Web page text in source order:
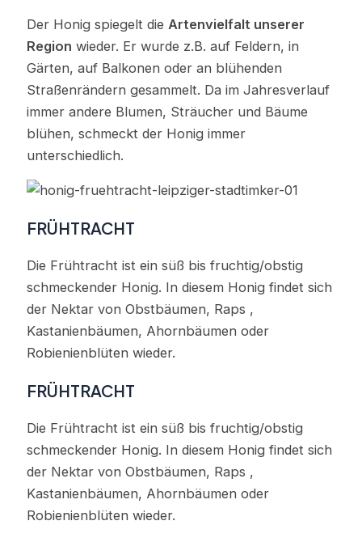
Der Honig spiegelt die Artenvielfalt unserer
Region wieder. Er wurde z.B. auf Feldern, in
Gärten, auf Balkonen oder an blühenden
Straßenrändern gesammelt. Da im Jahresverlauf
immer andere Blumen, Sträucher und Bäume
blühen, schmeckt der Honig immer
unterschiedlich.
FRÜHTRACHT
Die Frühtracht ist ein süß bis fruchtig/obstig
schmeckender Honig. In diesem Honig findet sich
der Nektar von Obstbäumen, Raps ,
Kastanienbäumen, Ahornbäumen oder
Robienienblüten wieder.
FRÜHTRACHT
Die Frühtracht ist ein süß bis fruchtig/obstig
schmeckender Honig. In diesem Honig findet sich
der Nektar von Obstbäumen, Raps ,
Kastanienbäumen, Ahornbäumen oder
Robienienblüten wieder.